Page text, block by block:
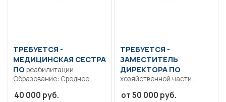
ТРЕБУЕТСЯ -
МЕДИЦИНСКАЯ СЕСТРА
ПО реабилитации
Образование: Среднее
образование.. Оказание
40 000 руб.
ТРЕБУЕТСЯ -
ЗАМЕСТИТЕЛЬ
ДИРЕКТОРА ПО
хозяйственной части
Образование: Высшее
образование —
от 50 000 руб.